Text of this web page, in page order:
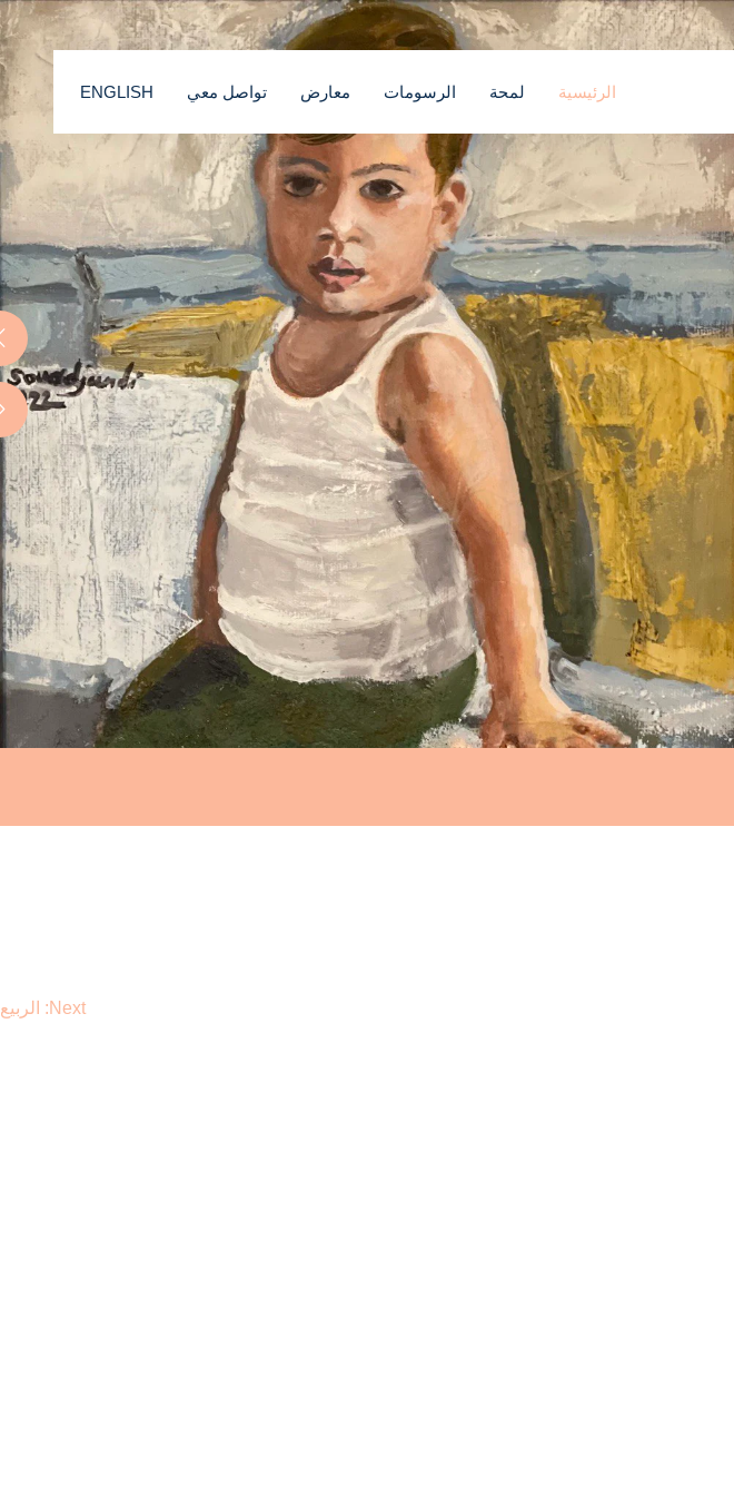
الرئيسية لمحة الرسومات معارض تواصل معي ENGLISH
Next: الربيع